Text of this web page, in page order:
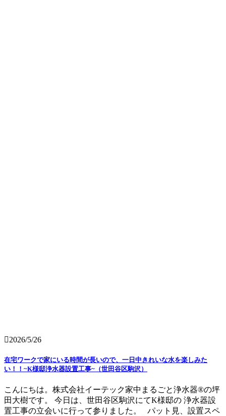
2026/5/26
在宅ワークで家にいる時間が長いので、一日中きれいな水を楽しみた
い！！~K様邸浄水器設置工事~（世田谷区駒沢）
こんにちは。株式会社イーテック家中まるごと浄水器®の坪
田大樹です。 今日は、世田谷区駒沢にてK様邸の 浄水器設
置工事の立会いに行って参りました。 パット見、設置スペ